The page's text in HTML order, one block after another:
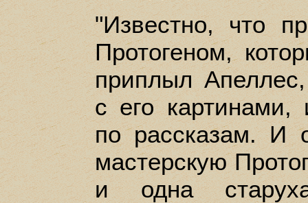
"Известно, что
Протогеном,
приплыл
с его картинами,
по рассказам. И
мастерскую
и одна